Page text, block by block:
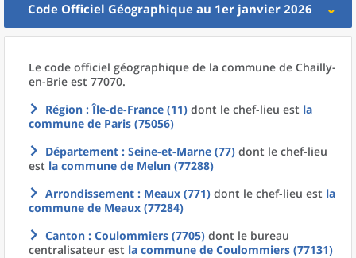
Code Officiel Géographique au 1er janvier 2026
Le code officiel géographique de la commune de Chailly-
en-Brie est 77070.
Région : Île-de-France (11) dont le chef-lieu est la
commune de Paris (75056)
Département : Seine-et-Marne (77) dont le chef-lieu
est la commune de Melun (77288)
Arrondissement : Meaux (771) dont le chef-lieu est la
commune de Meaux (77284)
Canton : Coulommiers (7705) dont le bureau
centralisateur est la commune de Coulommiers (77131)